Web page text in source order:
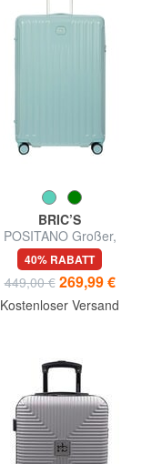
BRIC’S
POSITANO Großer,
erweiterbarer Trolley
40% RABATT
449,00 € 269,99 €
Kostenloser Versand